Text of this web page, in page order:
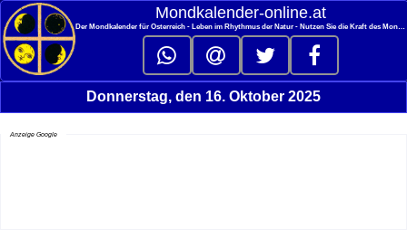
< Mondkalender‑online.at
Der Mondkalender für Österreich - Leben im Rhythmus der Natur - Nutzen Sie die Kraft des Mondes
Donnerstag, den 16. Oktober 2025
Anzeige Google